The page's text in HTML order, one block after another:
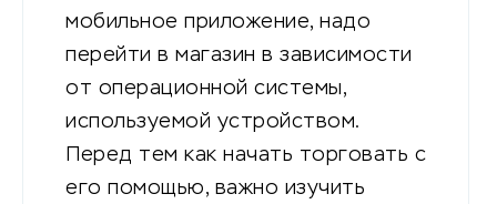
мобильное приложение, надо
перейти в магазин в зависимости
от операционной системы,
используемой устройством.
Перед тем как начать торговать с
его помощью, важно изучить